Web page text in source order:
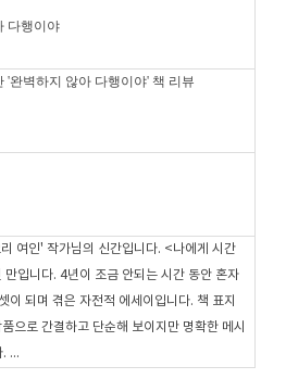
다행이야
'완벽하지 않아 다행이야' 책 리뷰
여인' 작가님의 신간입니다. <나에게 시간
입니다. 4년이 조금 안되는 시간 동안 혼자
이 되며 겪은 자전적 에세이입니다. 책 표지
으로 간결하고 단순해 보이지만 명확한 메시
...